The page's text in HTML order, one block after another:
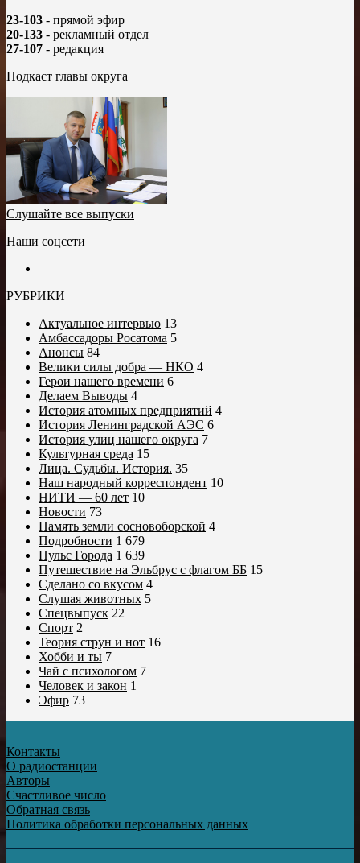
23-103 - прямой эфир
20-133 - рекламный отдел
27-107 - редакция
Подкаст главы округа
Слушайте все выпуски
Наши соцсети
РУБРИКИ
Актуальное интервью 13
Амбассадоры Росатома 5
Анонсы 84
Велики силы добра — НКО 4
Герои нашего времени 6
Делаем Выводы 4
История атомных предприятий 4
История Ленинградской АЭС 6
История улиц нашего округа 7
Культурная среда 15
Лица. Судьбы. История. 35
Наш народный корреспондент 10
НИТИ — 60 лет 10
Новости 73
Память земли сосновоборской 4
Подробности 1 679
Пульс Города 1 639
Путешествие на Эльбрус с флагом ББ 15
Сделано со вкусом 4
Слушая животных 5
Спецвыпуск 22
Спорт 2
Теория струн и нот 16
Хобби и ты 7
Чай с психологом 7
Человек и закон 1
Эфир 73
Контакты
О радиостанции
Авторы
Счастливое число
Обратная связь
Политика обработки персональных данных